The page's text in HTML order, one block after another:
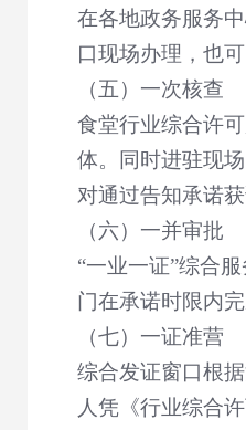
在各地政务服务
口现场办理，也
（五）一次核查
食堂行业综合许
体。同时进驻现
对通过告知承诺
（六）一并审批
“一业一证”综合
门在承诺时限内
（七）一证准营
综合发证窗口根
人凭《行业综合